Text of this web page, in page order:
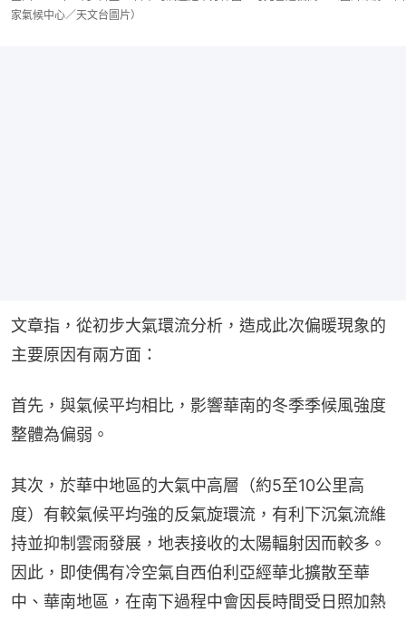
家氣候中心／天文台圖片）
文章指，從初步大氣環流分析，造成此次偏暖現象的
主要原因有兩方面：
首先，與氣候平均相比，影響華南的冬季季候風強度
整體為偏弱。
其次，於華中地區的大氣中高層（約5至10公里高
度）有較氣候平均強的反氣旋環流，有利下沉氣流維
持並抑制雲雨發展，地表接收的太陽輻射因而較多。
因此，即使偶有冷空氣自西伯利亞經華北擴散至華
中、華南地區，在南下過程中會因長時間受日照加熱